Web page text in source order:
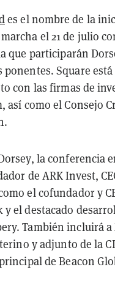
es el nombre de la
el 21 de julio
que participarán
ponentes. Square
con las firmas de
así como el Consejo
la conferencia
de ARK Invest,
el cofundador y
y el destacado
También incluirá
y adjunto de la
de Beacon